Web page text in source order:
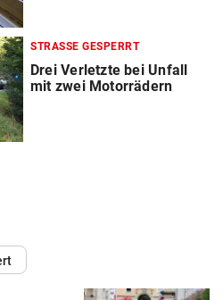
STRASSE GESPERRT
Drei Verletzte bei Unfall
mit zwei Motorrädern